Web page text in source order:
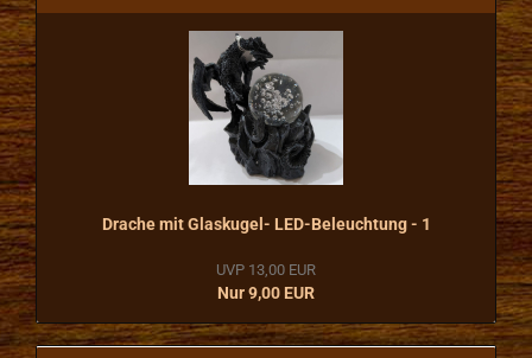
Drache mit Glaskugel- LED-Beleuchtung - 1
UVP 13,00 EUR
Nur 9,00 EUR